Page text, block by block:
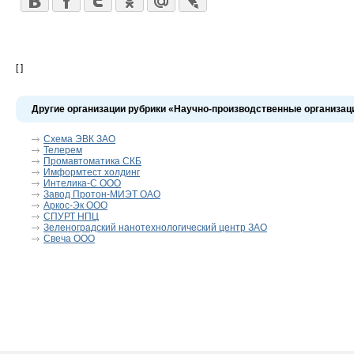
[ ]
Другие организации рубрики «Научно-производственные
Схема ЭВК ЗАО
Телерем
Промавтоматика СКБ
Имформтест холдинг
Интелика-С ООО
Завод Протон-МИЭТ ОАО
Аркос-Эк ООО
СПУРТ НПЦ
Зеленоградский нанотехнологический центр ЗАО
Свеча ООО